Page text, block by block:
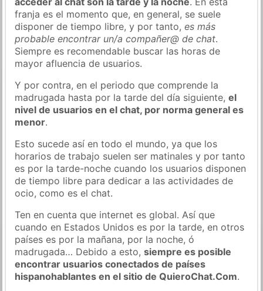
franja es el momento que, en general, se suele
disponer de tiempo libre, y por tanto,es más
probable encontrar un/a compañer@ de chat.
Siempre es recomendable buscar las horas de
mayor afluencia de usuarios.
Y por contra, en el periodo que comprende la
madrugada hasta por la tarde del día siguiente,el
nivel de usuarios en el chat, por norma general es
menor.
Esto sucede así en todo el mundo, ya que los
horarios de trabajo suelen ser matinales y por tanto
es por la tarde-noche cuando los usuarios disponen
de tiempo libre para dedicar a las actividades de
ocio, como es el chat.
Ten en cuenta que internet es global. Así que
cuando en Estados Unidos es por la tarde, en otros
países es por la mañana, por la noche, ó
madrugada… Debido a esto,siempre es posible
encontrar usuarios conectados de países
hispanohablantes en el sitio de QuieroChat.Com.